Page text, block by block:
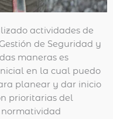
actividades de
de Seguridad y
maneras es
en la cual puedo
planear y dar inicio
prioritarias del
normatividad